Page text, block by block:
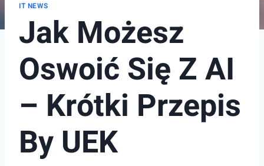
IT NEWS
Jak Możesz
Oswoić Się Z AI
– Krótki Przepis
By UEK